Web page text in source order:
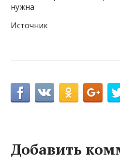
нужна
Источник
Добавить